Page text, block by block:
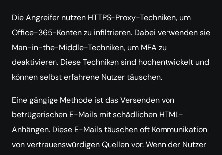
Die Angreifer nutzen HTTPS-Proxy-Techniken, um
Office-365-Konten zu infiltrieren. Dabei verwenden sie
Man-in-the-Middle-Techniken, um MFA zu
deaktivieren. Diese Techniken sind hochentwickelt und
können selbst erfahrene Nutzer täuschen.
Eine gängige Methode ist das Versenden von
betrügerischen E-Mails mit schädlichen HTML-
Anhängen. Diese E-Mails täuschen oft Kommunikation
von vertrauenswürdigen Quellen vor. Wenn der Nutzer